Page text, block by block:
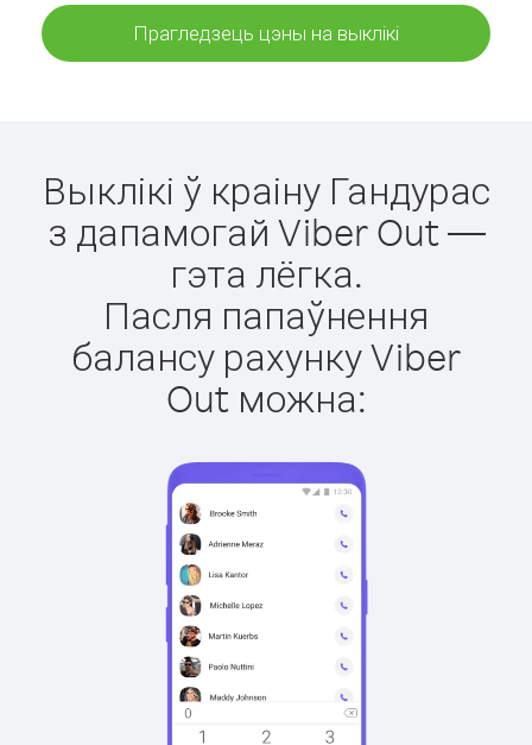
Прагледзець цэны на выклікі
Выклікі ў краіну Гандурас
з дапамогай Viber Out —
гэта лёгка.
Пасля папаўнення
балансу рахунку Viber
Out можна: